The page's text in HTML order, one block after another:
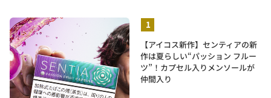
【アイコス新作】センティアの新
作は夏らしい“パッション フルー
ツ”！カプセル入りメンソールが
仲間入り